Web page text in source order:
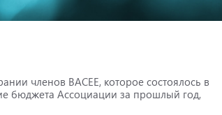
членов ВАСЕЕ, которое состоялось в
бюджета Ассоциации за прошлый год,